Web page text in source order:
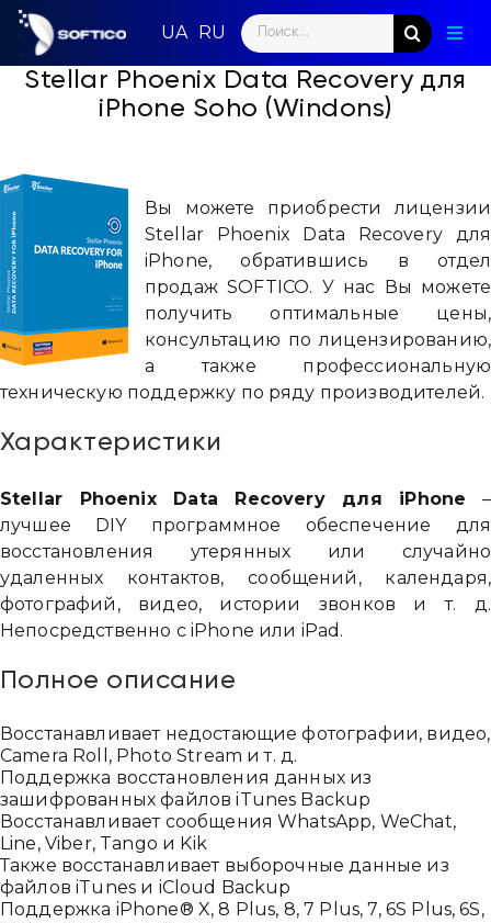
Skip
content
Search
for:
Stellar Phoenix Data Recovery для
iPhone Soho (Windons)
Вы можете приобрести лицензии
Stellar Phoenix Data Recovery для
iPhone, обратившись в отдел
продаж SOFTICO. У нас Вы можете
получить оптимальные цены,
консультацию по лицензированию,
а также профессиональную
техническую поддержку по ряду производителей.
Характеристики
Stellar Phoenix Data Recovery для iPhone –
лучшее DIY программное обеспечение для
восстановления утерянных или случайно
удаленных контактов, сообщений, календаря,
фотографий, видео, истории звонков и т. д.
Непосредственно с iPhone или iPad.
Полное описание
Восстанавливает недостающие фотографии, видео,
Camera Roll, Photo Stream и т. д.
Поддержка восстановления данных из
зашифрованных файлов iTunes Backup
Восстанавливает сообщения WhatsApp, WeChat,
Line, Viber, Tango и Kik
Также восстанавливает выборочные данные из
файлов iTunes и iCloud Backup
Поддержка iPhone® X, 8 Plus, 8, 7 Plus, 7, 6S Plus, 6S,